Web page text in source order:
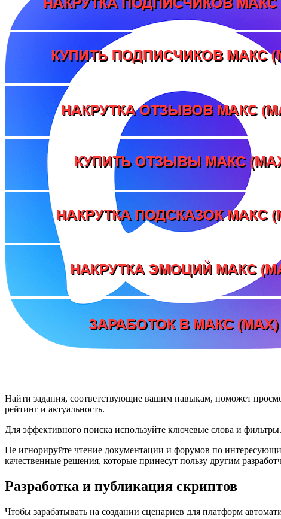
Найти задания, соответствующие вашим навыкам, поможет
рейтинг и актуальность.
Для эффективного поиска используйте ключевые слова и
Не игнорируйте чтение документации и форумов по
качественные решения, которые принесут пользу другим
Разработка и публикация скриптов
Чтобы зарабатывать на создании сценариев для платформ